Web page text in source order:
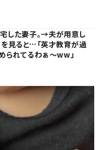
した妻子。→夫が用意し
見ると…「英才教育が過
られてるわぁ～ww」